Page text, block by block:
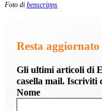
Foto di benscripps
Resta aggiornato
Gli ultimi articoli di
casella mail. Iscriviti
Nome